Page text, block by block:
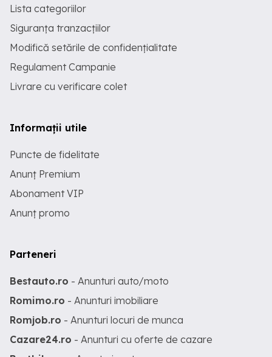
Lista categoriilor
Siguranța tranzacțiilor
Modifică setările de confidențialitate
Regulament Campanie
Livrare cu verificare colet
Informații utile
Puncte de fidelitate
Anunț Premium
Abonament VIP
Anunț promo
Parteneri
Bestauto.ro - Anunturi auto/moto
Romimo.ro - Anunturi imobiliare
Romjob.ro - Anunturi locuri de munca
Cazare24.ro - Anunturi cu oferte de cazare